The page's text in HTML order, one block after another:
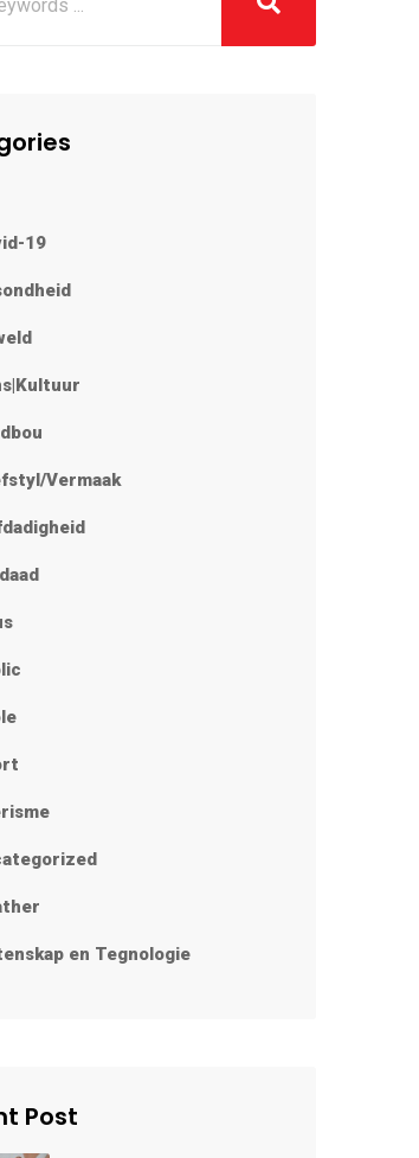
19
Vermaak
en Tegnologie
Post